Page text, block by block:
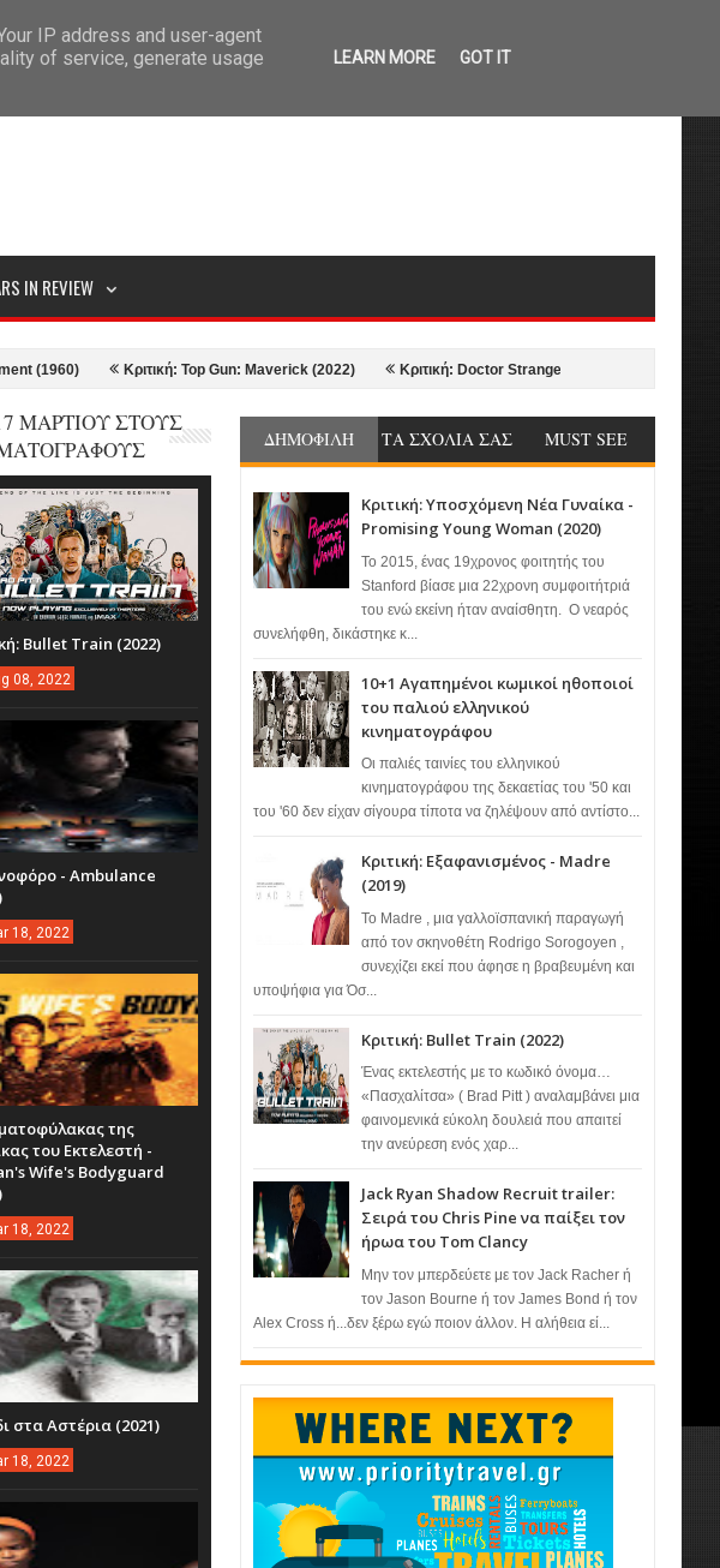
IN REVIEW
Κριτική: Top Gun: Maverick (2022) Κριτική: Doctor Strange in the Multiverse of Madness
ΔΗΜΟΦΙΛΗ ΤΑ ΣΧΟΛΙΑ ΣΑΣ MUST SEE
Κριτική: Υποσχόμενη Νέα Γυναίκα -
Promising Young Woman (2020)
Το 2015, ένας 19χρονος φοιτητής του
Stanford βίασε μια 22χρονη συμφοιτήτριά
του ενώ εκείνη ήταν αναίσθητη. Ο νεαρός
συνελήφθη, δικάστηκε κ...
10+1 Αγαπημένοι κωμικοί ηθοποιοί
του παλιού ελληνικού
κινηματογράφου
Οι παλιές ταινίες του ελληνικού
κινηματογράφου της δεκαετίας του '50 και
του '60 δεν είχαν σίγουρα τίποτα να ζηλέψουν από αντίστο...
Κριτική: Εξαφανισμένος - Madre
(2019)
Το Madre , μια γαλλοϊσπανική παραγωγή
από τον σκηνοθέτη Rodrigo Sorogoyen ,
συνεχίζει εκεί που άφησε η βραβευμένη και
υποψήφια για Όσ...
Κριτική: Bullet Train (2022)
Ένας εκτελεστής με το κωδικό όνομα…
«Πασχαλίτσα» ( Brad Pitt ) αναλαμβάνει μια
φαινομενικά εύκολη δουλειά που απαιτεί
την ανεύρεση ενός χαρ...
Jack Ryan Shadow Recruit trailer:
Σειρά του Chris Pine να παίξει τον
ήρωα του Tom Clancy
Μην τον μπερδεύετε με τον Jack Racher ή
τον Jason Bourne ή τον James Bond ή τον
Alex Cross ή...δεν ξέρω εγώ ποιον άλλον. Η αλήθεια εί...
ΜΑΡΤΙΟΥ ΣΤΟΥΣ
Bullet Train (2022)
08, 2022
- Ambulance
18, 2022
της
του Εκτελεστή -
Wife's Bodyguard
18, 2022
στα Αστέρια (2021)
18, 2022
IP address and user-agent
of service, generate usage
LEARN MORE GOT IT